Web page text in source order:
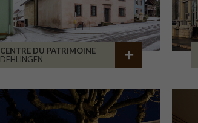
CENTRE DU PATRIMOINE
DEHLINGEN